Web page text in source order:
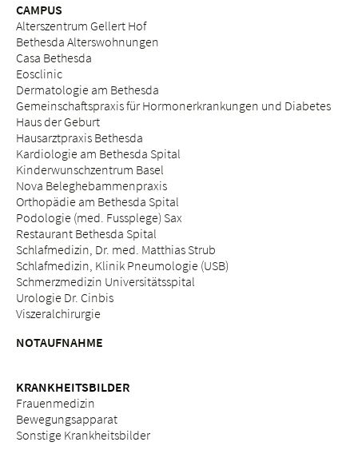
CAMPUS
Alterszentrum Gellert Hof
Bethesda Alterswohnungen
Casa Bethesda
Eosclinic
Dermatologie am Bethesda
Gemeinschaftspraxis für Hormonerkrankungen und Diabetes
Haus der Geburt
Hausarztpraxis Bethesda
Kardiologie am Bethesda Spital
Kinderwunschzentrum Basel
Nova Beleghebammenpraxis
Orthopädie am Bethesda Spital
Podologie (med. Fussplege) Sax
Restaurant Bethesda Spital
Schlafmedizin, Dr. med. Matthias Strub
Schlafmedizin, Klinik Pneumologie (USB)
Schmerzmedizin Universitätsspital
Urologie Dr. Cinbis
Viszeralchirurgie
NOTAUFNAHME
KRANKHEITSBILDER
Frauenmedizin
Bewegungsapparat
Sonstige Krankheitsbilder